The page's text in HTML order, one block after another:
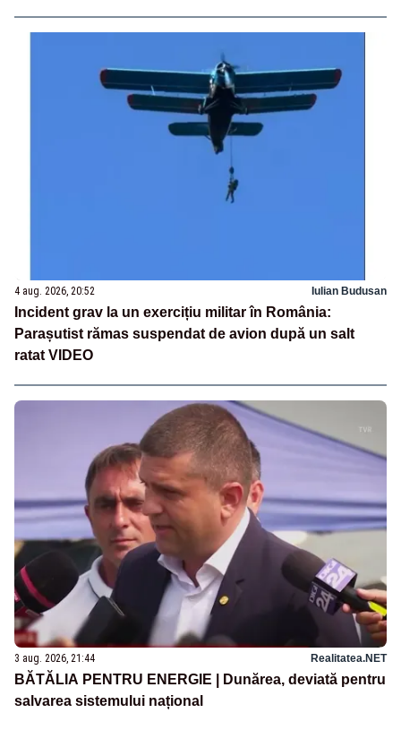
4 aug. 2026, 20:52 Iulian Budusan
Incident grav la un exercițiu militar în România:
Parașutist rămas suspendat de avion după un salt
ratat VIDEO
3 aug. 2026, 21:44 Realitatea.NET
BĂTĂLIA PENTRU ENERGIE | Dunărea, deviată pentru
salvarea sistemului național